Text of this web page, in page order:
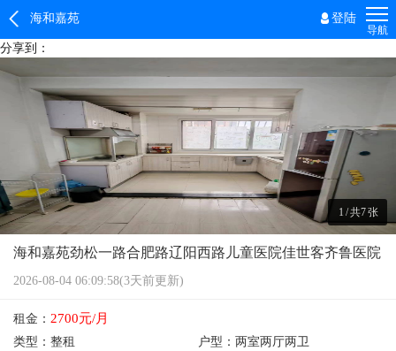
海和嘉苑 登陆
导航
分享到：
1 /共7张
海和嘉苑劲松一路合肥路辽阳西路儿童医院佳世客齐鲁医院
2026-08-04 06:09:58(3天前更新)
租金： 2700元/月
类型： 整租 户型： 两室两厅两卫